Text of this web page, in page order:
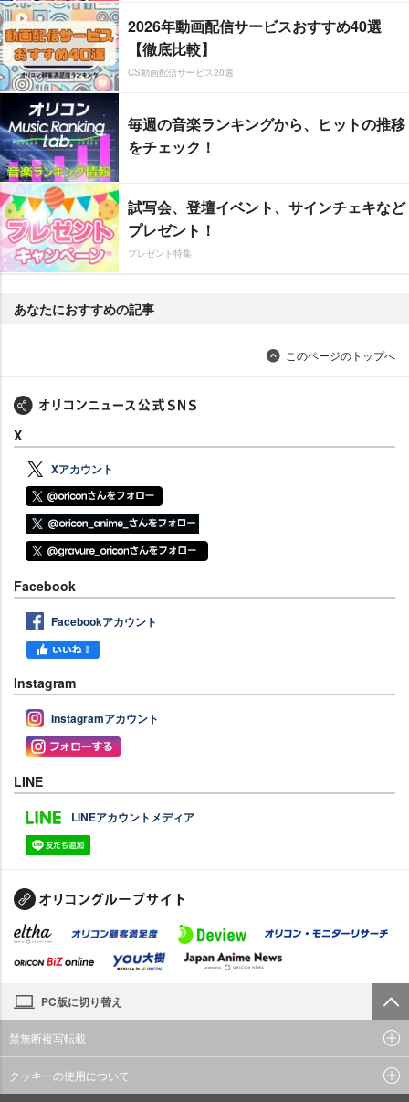
2026年動画配信サービスおすすめ40選
【徹底比較】
CS動画配信サービス20選
毎週の音楽ランキングから、ヒットの推移
をチェック！
試写会、登壇イベント、サインチェキなど
プレゼント！
プレゼント特集
あなたにおすすめの記事
このページのトップへ
X
Xアカウント
Facebook
Facebookアカウント
Instagram
Instagramアカウント
LINE
LINEアカウントメディア
PC版に切り替え
禁無断複写転載
クッキーの使用について